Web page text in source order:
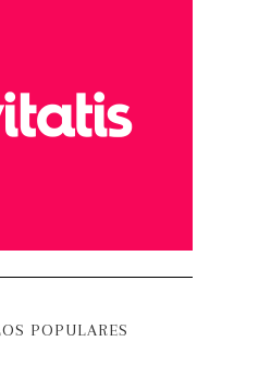
POPULARES